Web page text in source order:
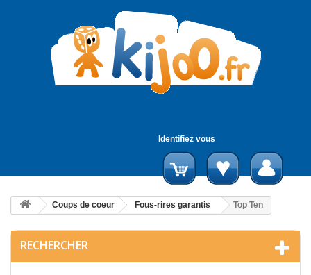
Identifiez vous
Coups de coeur Fous-rires garantis Top Ten
RECHERCHER